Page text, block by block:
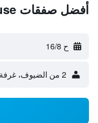
أفضل صفقات Yaudin Guest House
ح 16/8
2 من الضيوف، غرفة واحدة